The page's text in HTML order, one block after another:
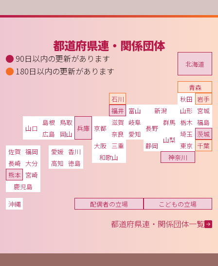
都道府県連・関係団体
90日以内の更新があります
180日以内の更新があります
北海道
青森
岩手
宮城
秋田
山形
福島
茨城
栃木
群馬
埼玉
千葉
東京
神奈川
新潟
富山
石川
福井
山梨
長野
岐阜
静岡
愛知
三重
滋賀
京都
大阪
兵庫
奈良
和歌山
鳥取
島根
岡山
広島
山口
徳島
香川
愛媛
高知
福岡
佐賀
長崎
熊本
大分
宮崎
鹿児島
沖縄
こどもの立場
配偶者の立場
都道府県連・関係団体一覧